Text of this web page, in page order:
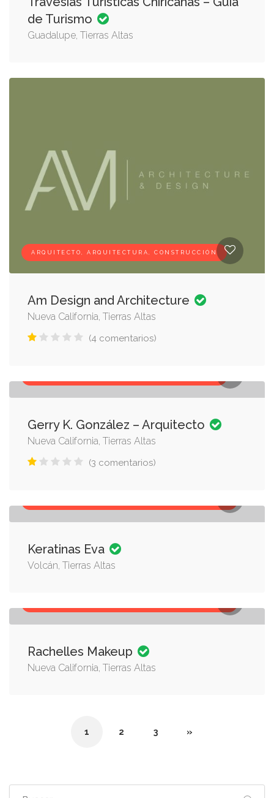
de Turismo
Guadalupe, Tierras Altas
ARQUITECTO, ARQUITECTURA, CONSTRUCCIÓN
Am Design and Architecture
Nueva California, Tierras Altas
(4 comentarios)
Gerry K. González – Arquitecto
Nueva California, Tierras Altas
(3 comentarios)
Keratinas Eva
Volcán, Tierras Altas
Rachelles Makeup
Nueva California, Tierras Altas
1 2 3 »